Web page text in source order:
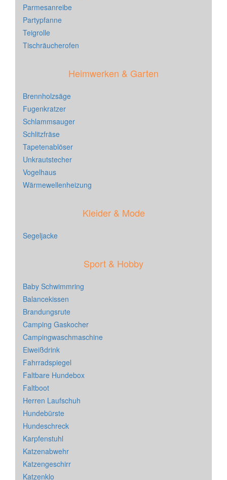
Parmesanreibe
Partypfanne
Teigrolle
Tischräucherofen
Heimwerken & Garten
Brennholzsäge
Fugenkratzer
Schlammsauger
Schlitzfräse
Tapetenablöser
Unkrautstecher
Vogelhaus
Wärmewellenheizung
Kleider & Mode
Segeljacke
Sport & Hobby
Baby Schwimmring
Balancekissen
Brandungsrute
Camping Gaskocher
Campingwaschmaschine
Eiweißdrink
Fahrradspiegel
Faltbare Hundebox
Faltboot
Herren Laufschuh
Hundebürste
Hundeschreck
Karpfenstuhl
Katzenabwehr
Katzengeschirr
Katzenklo